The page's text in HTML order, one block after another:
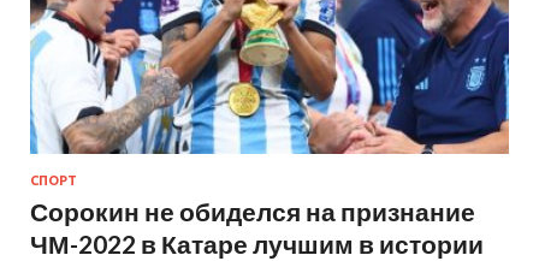
СПОРТ
Сорокин не обиделся на признание
ЧМ-2022 в Катаре лучшим в истории